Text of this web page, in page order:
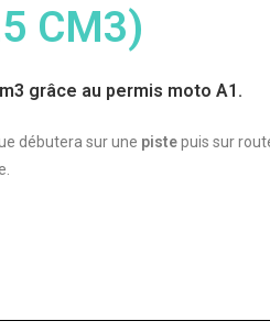
CM3)
grâce au permis moto A1.
débutera sur une pistepuis sur